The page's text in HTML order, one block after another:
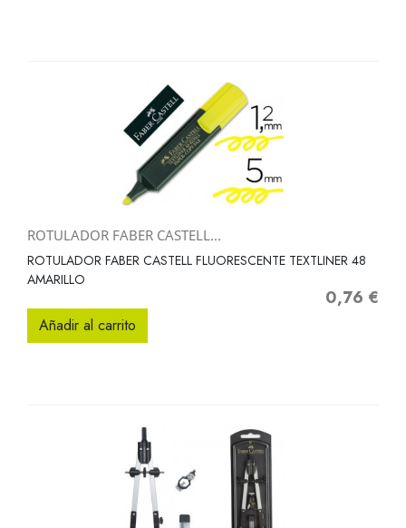
ROTULADOR FABER CASTELL...
ROTULADOR FABER CASTELL FLUORESCENTE TEXTLINER 48
AMARILLO
Precio
0,76 €
Añadir al carrito